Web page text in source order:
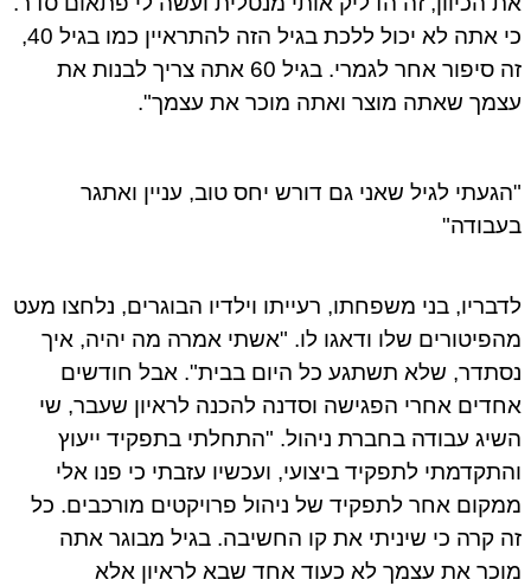
כי אתה לא יכול ללכת בגיל הזה להתראיין כמו בגיל 40,
זה סיפור אחר לגמרי. בגיל 60 אתה צריך לבנות את
שאתה מוצר ואתה מוכר את עצמך".
לגיל שאני גם דורש יחס טוב, עניין ואתגר
בני משפחתו, רעייתו וילדיו הבוגרים, נלחצו מעט
שלו ודאגו לו. "אשתי אמרה מה יהיה, איך
שלא תשתגע כל היום בבית". אבל חודשים
אחרי הפגישה וסדנה להכנה לראיון שעבר, שי
עבודה בחברת ניהול. "התחלתי בתפקיד ייעוץ
לתפקיד ביצועי, ועכשיו עזבתי כי פנו אלי
אחר לתפקיד של ניהול פרויקטים מורכבים. כל
קרה כי שיניתי את קו החשיבה. בגיל מבוגר אתה
את עצמך לא כעוד אחד שבא לראיון אלא